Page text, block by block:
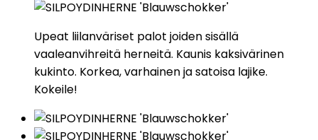
Upeat liilanväriset palot joiden sisällä
vaaleanvihreitä herneitä. Kaunis kaksivärinen
kukinto. Korkea, varhainen ja satoisa lajike.
Kokeile!